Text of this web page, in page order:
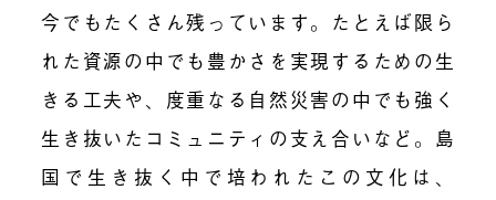
今でもたくさん残っています。たとえば限ら
れた資源の中でも豊かさを実現するための生
きる工夫や、度重なる自然災害の中でも強く
生き抜いたコミュニティの支え合いなど。島
国で生き抜く中で培われたこの文化は、